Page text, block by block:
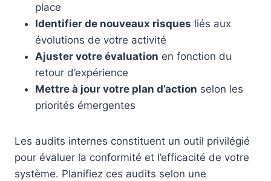
place
Identifier de nouveaux risques liés aux
évolutions de votre activité
Ajuster votre évaluation en fonction du
retour d’expérience
Mettre à jour votre plan d’action selon les
priorités émergentes
Les audits internes constituent un outil privilégié
pour évaluer la conformité et l’efficacité de votre
système. Planifiez ces audits selon une